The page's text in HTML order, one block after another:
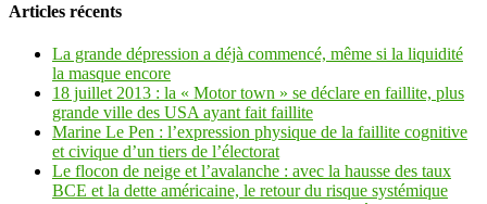
Articles récents
La grande dépression a déjà commencé, même si la liquidité
la masque encore
18 juillet 2013 : la « Motor town » se déclare en faillite, plus
grande ville des USA ayant fait faillite
Marine Le Pen : l’expression physique de la faillite cognitive
et civique d’un tiers de l’électorat
Le flocon de neige et l’avalanche : avec la hausse des taux
BCE et la dette américaine, le retour du risque systémique